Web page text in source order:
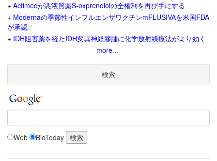
+ Actimedが悪液質薬S-oxprenololの全権利を再び手にする
+ Modernaの季節性インフルエンザワクチンmFLUSIVAを米国FDA
が承認
+ IDH阻害薬を経たIDH変異神経膠腫に化学放射線療法がより効く
more...
検索
Web BioToday